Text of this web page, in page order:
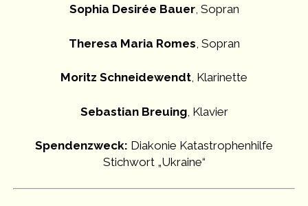
Sophia Desirée Bauer, Sopran
Theresa Maria Romes , Sopran
Moritz Schneidewendt, Klarinette
Sebastian Breuing, Klavier
Spendenzweck: Diakonie Katastrophenhilfe
Stichwort „Ukraine“